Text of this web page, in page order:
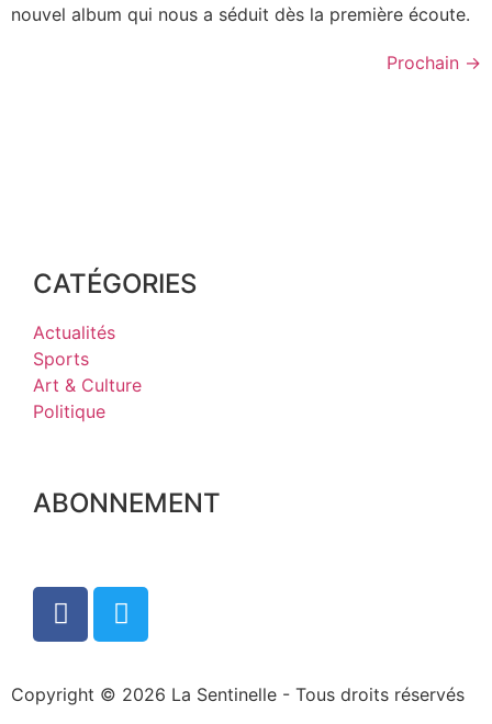
nouvel album qui nous a séduit dès la première écoute.
Prochain →
CATÉGORIES
Actualités
Sports
Art & Culture
Politique
ABONNEMENT
Copyright © 2026 La Sentinelle - Tous droits réservés